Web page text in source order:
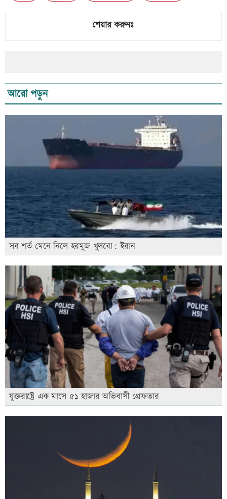
শেয়ার করুনঃ
আরো পড়ুন
সব শর্ত মেনে নিলে হরমুজ খুলবো: ইরান
যুক্তরাষ্ট্রে এক মাসে ৫১ হাজার অভিবাসী গ্রেফতার